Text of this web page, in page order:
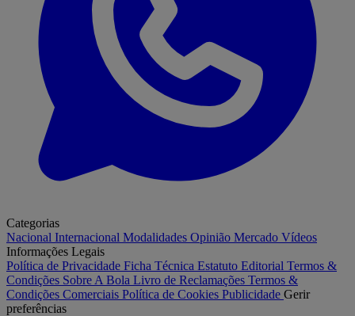
Categorias
Nacional Internacional Modalidades Opinião Mercado Vídeos
Informações Legais
Política de Privacidade Ficha Técnica Estatuto Editorial Termos &
Condições Sobre A Bola Livro de Reclamações Termos &
Condições Comerciais Política de Cookies Publicidade Gerir
preferências